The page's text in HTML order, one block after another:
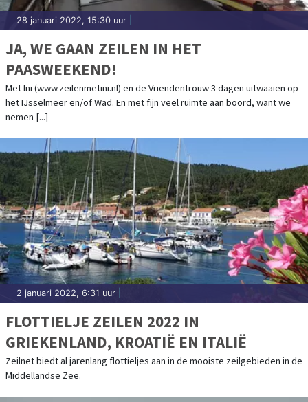
28 januari 2022, 15:30 uur
JA, WE GAAN ZEILEN IN HET
PAASWEEKEND!
Met Ini (www.zeilenmetini.nl) en de Vriendentrouw 3 dagen uitwaaien op
het IJsselmeer en/of Wad. En met fijn veel ruimte aan boord, want we
nemen [...]
2 januari 2022, 6:31 uur
FLOTTIELJE ZEILEN 2022 IN
GRIEKENLAND, KROATIË EN ITALIË
Zeilnet biedt al jarenlang flottieljes aan in de mooiste zeilgebieden in de
Middellandse Zee.